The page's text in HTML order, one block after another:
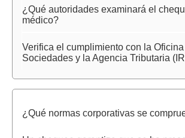
¿Qué autoridades examinará el
médico?
Verifica el cumplimiento con la
Sociedades y la Agencia Tributaria
¿Qué normas corporativas se